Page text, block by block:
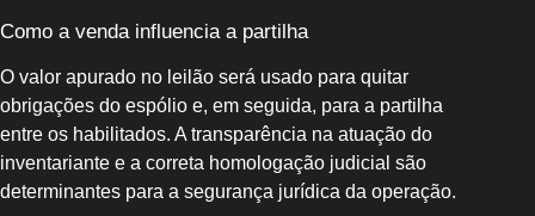
Como a venda influencia a partilha
O valor apurado no leilão será usado para quitar
obrigações do espólio e, em seguida, para a partilha
entre os habilitados. A transparência na atuação do
inventariante e a correta homologação judicial são
determinantes para a segurança jurídica da operação.